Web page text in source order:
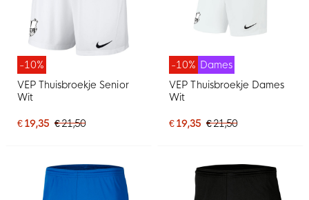
-10%
VEP Thuisbroekje Senior
Wit
€ 19,35 € 21,50
-10% Dames
VEP Thuisbroekje Dames
Wit
€ 19,35 € 21,50